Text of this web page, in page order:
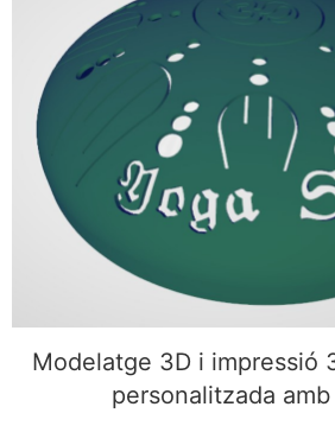
Modelatge 3D i impressió
personalitzada amb
Modelatge 3D i impressió
personalitzada